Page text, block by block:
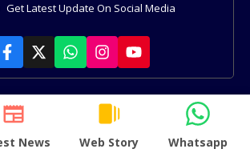
News Web Story Whatsapp
Get Latest Update On Social Media
Revwill.com • All rights reserved